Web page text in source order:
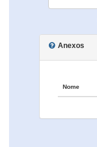
Anexos
Nome